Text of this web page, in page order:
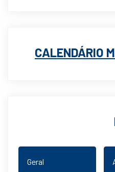
CALENDÁRIO
Geral